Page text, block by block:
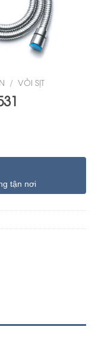
/ VÒI SỊT
tận nơi